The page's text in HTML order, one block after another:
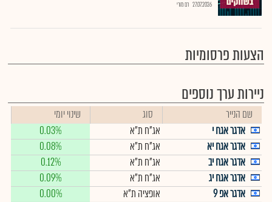
27.07.2026 רם מורי
הצעות פרסומיות
ניירות ערך נוספים
שם הנייר סוג
שינוי יומי
אדגר אגח י
אג"ח ת"א
0.03%
אדגר אגח יא
אג"ח ת"א
0.08%
אדגר אגח יב
אג"ח ת"א
0.12%
אדגר אגח יג
אג"ח ת"א
0.09%
אדגר אפ 9
אופציה ת"א 0.00%